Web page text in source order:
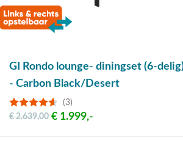
GI Rondo lounge- diningset (6-
- Carbon Black/Desert
(3)
€ 1.999,-
€ 2.639,00